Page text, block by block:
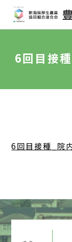
6回目接
6回目接種_院